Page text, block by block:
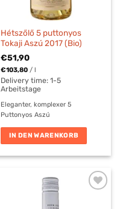
Hétszőlő 5 puttonyos
Tokaji Aszú 2017 (Bio)
€51,90
€103,80 /l
Delivery time:1-5
Arbeitstage
Eleganter, komplexer 5
Puttonyos Aszú
IN DEN WARENKORB